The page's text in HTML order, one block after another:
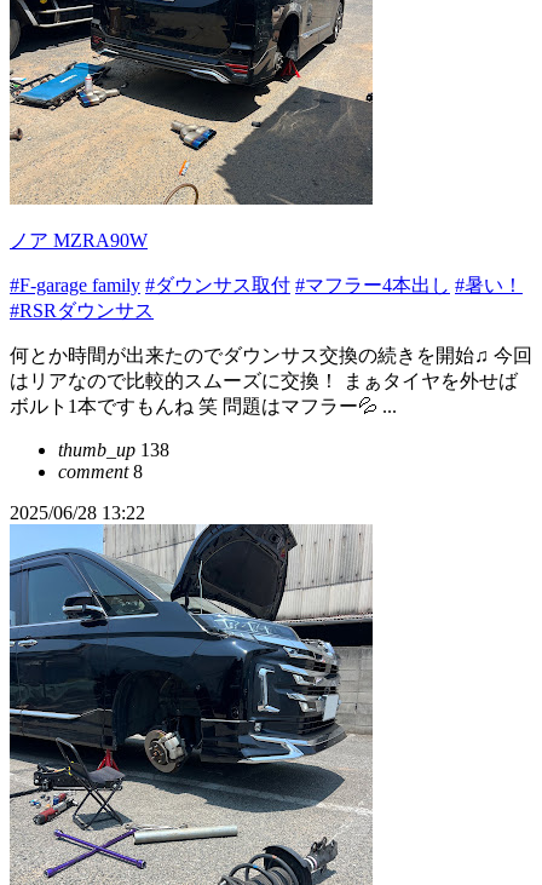
ノア MZRA90W
#F-garage family #ダウンサス取付 #マフラー4本出し #暑い！
#RSRダウンサス
何とか時間が出来たのでダウンサス交換の続きを開始♫ 今回
はリアなので比較的スムーズに交換！ まぁタイヤを外せば
ボルト1本ですもんね 笑 問題はマフラー💦 ...
thumb_up 138
comment8
2025/06/28 13:22